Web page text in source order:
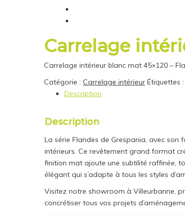
Carrelage
Carrelage intérieur blanc mat 45×120 –
Catégorie : Carrelage intérieur Étiquettes :
Description
Description
La série Flandes de Grespania, avec
intérieurs. Ce revêtement grand format
finition mat ajoute une subtilité raffinée,
élégant qui s’adapte à tous les styles
Visitez notre showroom à Villeurbanne,
concrétiser tous vos projets